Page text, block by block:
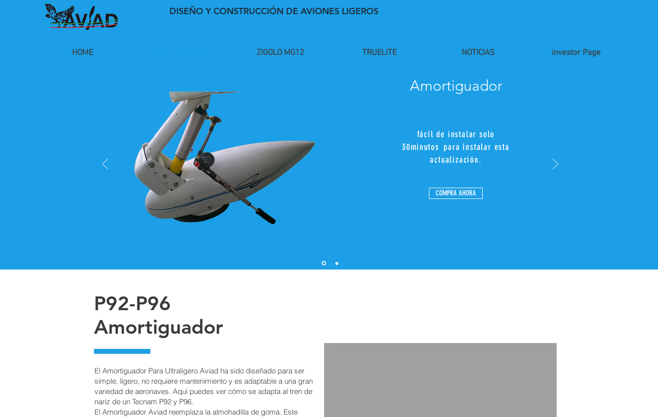
DISEÑO Y CONSTRUCCIÓN DE AVIONES LIGEROS
HOME ZIGOLO MG12 TRUELITE NOTICIAS investor Page
Amortiguador
fácil de instalar solo
30minutos para instalar esta
actualización.
COMPRA AHORA
P92-P96
Amortiguador
El Amortiguador Para Ultraligero Aviad ha sido diseñado para ser
simple, ligero, no requiere mantenimiento y es adaptable a una gran
variedad de aeronaves. Aquí puedes ver cómo se adapta al tren de
nariz de un Tecnam P92 y P96.
El Amortiguador Aviad reemplaza la almohadilla de goma. Este